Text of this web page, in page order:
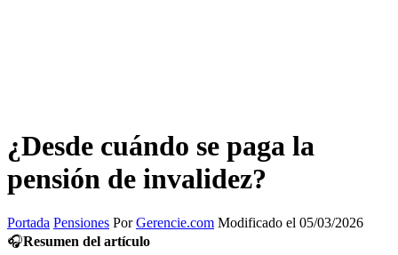
¿Desde cuándo se paga la
pensión de invalidez?
Portada Pensiones PorGerencie.com Modificado el 05/03/2026
🎧Resumen del artículo